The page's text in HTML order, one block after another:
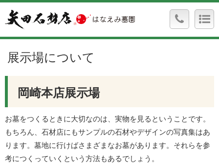
展示場について
岡崎本店展示場
お墓をつくるときに大切なのは、実物を見るということです。
もちろん、石材店にもサンプルの石材やデザインの写真集はあ
ります。墓地に行けばさまざまなお墓があります。それらを参
考につくっていくという方法もあるでしょう。